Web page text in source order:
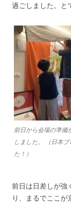
過ごしました。と
前日から会場の準備
しました。 （日本
た！）
前日は日差しが強
り、まるでここ